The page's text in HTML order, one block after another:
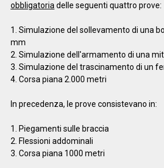
obbligatoria delle seguenti quattro prove:
1. Simulazione del sollevamento di una
mm
2. Simulazione dell'armamento di una
3. Simulazione del trascinamento di un
4. Corsa piana 2.000 metri
In precedenza, le prove consistevano in:
1. Piegamenti sulle braccia
2. Flessioni addominali
3. Corsa piana 1000 metri